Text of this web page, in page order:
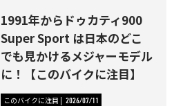
1991年からドゥカティ900
Super Sport は日本のどこ
でも見かけるメジャーモデル
に！【このバイクに注目】
このバイクに注目 2026/07/11